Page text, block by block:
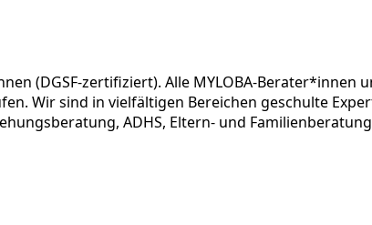
(DGSF-zertifiziert). Alle MYLOBA-Berater*innen
Wir sind in vielfältigen Bereichen geschulte
ADHS, Eltern- und